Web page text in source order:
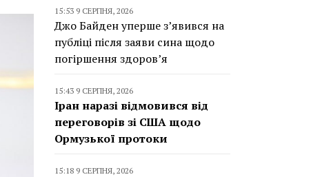
15:53 9 СЕРПНЯ, 2026
Джо Байден уперше з’явився на
публіці після заяви сина щодо
погіршення здоров’я
15:43 9 СЕРПНЯ, 2026
Іран наразі відмовився від
переговорів зі США щодо
Ормузької протоки
15:18 9 СЕРПНЯ, 2026